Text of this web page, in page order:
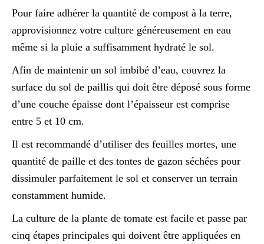
Pour faire adhérer la quantité de compost à la terre,
approvisionnez votre culture généreusement en eau
même si la pluie a suffisamment hydraté le sol.
Afin de maintenir un sol imbibé d’eau, couvrez la
surface du sol de paillis qui doit être déposé sous forme
d’une couche épaisse dont l’épaisseur est comprise
entre 5 et 10 cm.
Il est recommandé d’utiliser des feuilles mortes, une
quantité de paille et des tontes de gazon séchées pour
dissimuler parfaitement le sol et conserver un terrain
constamment humide.
La culture de la plante de tomate est facile et passe par
cinq étapes principales qui doivent être appliquées en